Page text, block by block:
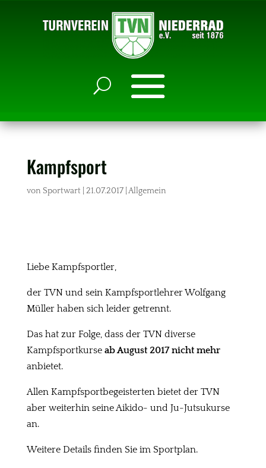
Kampfsport
von Sportwart 21.07.2017| Allgemein
Liebe Kampfsportler,
der TVN und sein Kampfsportlehrer Wolfgang
Müller haben sich leider getrennt.
Das hat zur Folge, dass der TVN diverse
Kampfsportkurse ab August 2017 nicht mehr
anbietet.
Allen Kampfsportbegeisterten bietet der TVN
aber weiterhin seine Aikido- und Ju-Jutsukurse
an.
Weitere Details finden Sie im Sportplan.